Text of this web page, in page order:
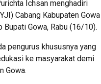
Ichsan menghadiri
Cabang Kabupaten Gowa
Gowa, Rabu (16/10).
pengurus khususnya yang
ke masyarakat demi
Gowa.